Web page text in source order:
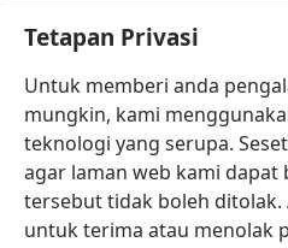
Tetapan Privasi
Untuk memberi anda
mungkin, kami
teknologi yang serupa.
agar laman web kami dapat
tersebut tidak boleh ditolak.
untuk terima atau menolak
(membuka
tetingkap
baharu)PERPUSTAKAAN DALAM
(membuka
tetingkap
baharu)JW Hub
(membuka
tetingkap
®